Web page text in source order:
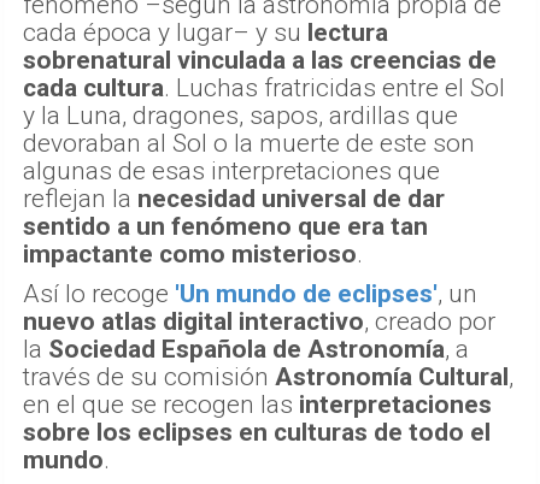
cada época y lugar– y su lectura
sobrenatural vinculada a las creencias de
cada cultura. Luchas fratricidas entre el Sol
y la Luna, dragones, sapos, ardillas que
devoraban al Sol o la muerte de este son
algunas de esas interpretaciones que
reflejan la necesidad universal de dar
sentido a un fenómeno que era tan
impactante como misterioso.
Así lo recoge 'Un mundo de eclipses', un
nuevo atlas digital interactivo, creado por
la Sociedad Española de Astronomía, a
través de su comisión Astronomía Cultural,
en el que se recogen las interpretaciones
sobre los eclipses en culturas de todo el
mundo.